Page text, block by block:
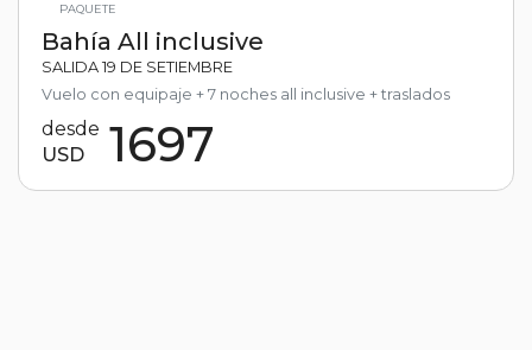
PAQUETE
Bahía All inclusive
SALIDA 19 DE SETIEMBRE
Vuelo con equipaje + 7 noches all inclusive + traslados
desde
USD
1697